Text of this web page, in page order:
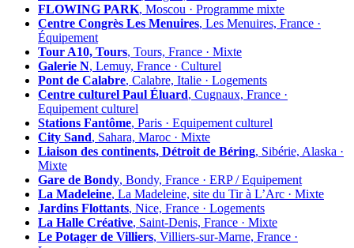
FLOWING PARK, Moscou · Programme mixte
Centre Congrès Les Menuires, Les Menuires, France ·
Équipement
Tour A10, Tours, Tours, France · Mixte
Galerie N, Lemuy, France · Culturel
Pont de Calabre, Calabre, Italie · Logements
Centre culturel Paul Éluard, Cugnaux, France ·
Equipement culturel
Stations Fantôme, Paris · Equipement culturel
City Sand, Sahara, Maroc · Mixte
Liaison des continents, Détroit de Béring, Sibérie, Alaska ·
Mixte
Gare de Bondy, Bondy, France · ERP / Equipement
La Madeleine, La Madeleine, site du Tir à L’Arc · Mixte
Jardins Flottants, Nice, France · Logements
La Halle Créative, Saint-Denis, France · Mixte
Le Potager de Villiers, Villiers-sur-Marne, France ·